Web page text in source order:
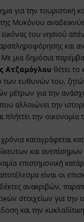
για την τουριστική
Μυκόνου
του νησιού
και
μια δημόσια
Ατζαμόγλου θέτει το
των ευθυνών του,
μέτρων για την
αλλοιώνει την
πλήττει την οικονομία
χρόνια καταγράφεται
και
επιστημονική
είναι οι
ανακριβών,
στοιχείων για την
και την